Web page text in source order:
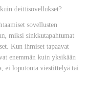
deittisovellukset?
sovellusten
miksi sinkkutapahtumat
Kun ihmiset tapaavat
enemmän kuin yksikään
ei loputonta viestittelyä tai